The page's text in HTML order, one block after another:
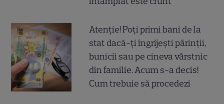
Atenție! Poți primi bani de la
stat dacă-ți îngrijești părinții,
bunicii sau pe cineva vârstnic
din familie. Acum s-a decis!
Cum trebuie să procedezi